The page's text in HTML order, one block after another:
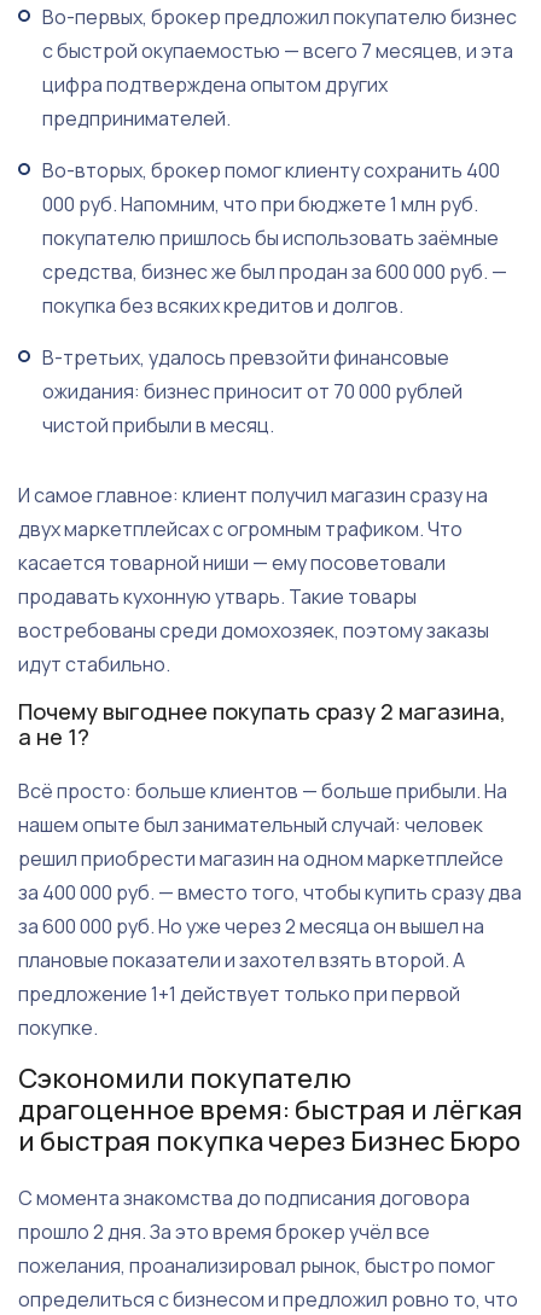
Во-первых, брокер предложил покупателю бизнес
с быстрой окупаемостью — всего 7 месяцев, и эта
цифра подтверждена опытом других
предпринимателей.
Во-вторых, брокер помог клиенту сохранить 400
000 руб. Напомним, что при бюджете 1 млн руб.
покупателю пришлось бы использовать заёмные
средства, бизнес же был продан за 600 000 руб. —
покупка без всяких кредитов и долгов.
В-третьих, удалось превзойти финансовые
ожидания: бизнес приносит от 70 000 рублей
чистой прибыли в месяц.
И самое главное: клиент получил магазин сразу на
двух маркетплейсах с огромным трафиком. Что
касается товарной ниши — ему посоветовали
продавать кухонную утварь. Такие товары
востребованы среди домохозяек, поэтому заказы
идут стабильно.
Почему выгоднее покупать сразу 2 магазина,
а не 1?
Всё просто: больше клиентов — больше прибыли. На
нашем опыте был занимательный случай: человек
решил приобрести магазин на одном маркетплейсе
за 400 000 руб. — вместо того, чтобы купить сразу два
за 600 000 руб. Но уже через 2 месяца он вышел на
плановые показатели и захотел взять второй. А
предложение 1+1 действует только при первой
покупке.
Сэкономили покупателю
драгоценное время: быстрая и лёгкая
и быстрая покупка через Бизнес Бюро
С момента знакомства до подписания договора
прошло 2 дня. За это время брокер учёл все
пожелания, проанализировал рынок, быстро помог
определиться с бизнесом и предложил ровно то, что